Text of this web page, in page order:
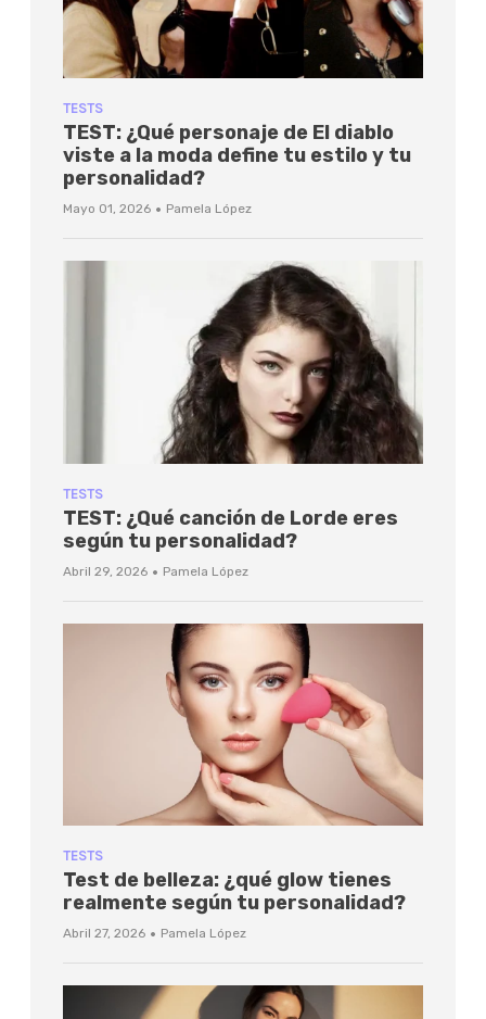
TESTS
TEST: ¿Qué personaje de El diablo
viste a la moda define tu estilo y tu
personalidad?
Mayo 01, 2026 · Pamela López
TESTS
TEST: ¿Qué canción de Lorde eres
según tu personalidad?
Abril 29, 2026 · Pamela López
TESTS
Test de belleza: ¿qué glow tienes
realmente según tu personalidad?
Abril 27, 2026 · Pamela López